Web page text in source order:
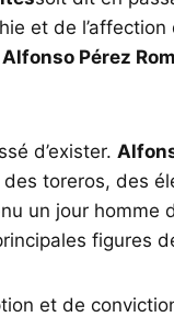
et de
Pérez
d’exister.
toreros, des
un jour homme
figures
et de